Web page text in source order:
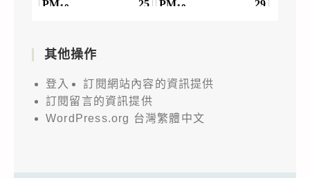
其他操作
登入
訂閱網站內容的資訊提供
訂閱留言的資訊提供
WordPress.org 台灣繁體中文